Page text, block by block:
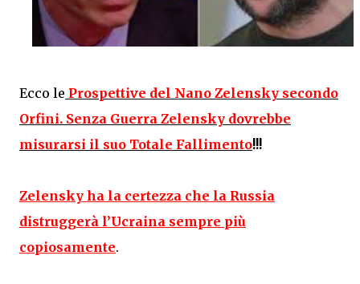
Ecco le Prospettive del Nano Zelensky secondo
Orfini. Senza Guerra Zelensky dovrebbe
misurarsi il suo Totale Fallimento!!!
Zelensky ha la certezza che la Russia
distruggerà l’Ucraina sempre più
copiosamente.